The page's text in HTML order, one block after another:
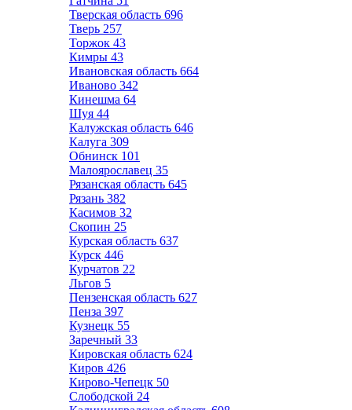
Тверская область 696
Тверь 257
Торжок 43
Кимры 43
Ивановская область 664
Иваново 342
Кинешма 64
Шуя 44
Калужская область 646
Калуга 309
Обнинск 101
Малоярославец 35
Рязанская область 645
Рязань 382
Касимов 32
Скопин 25
Курская область 637
Курск 446
Курчатов 22
Льгов 5
Пензенская область 627
Пенза 397
Кузнецк 55
Заречный 33
Кировская область 624
Киров 426
Кирово-Чепецк 50
Слободской 24